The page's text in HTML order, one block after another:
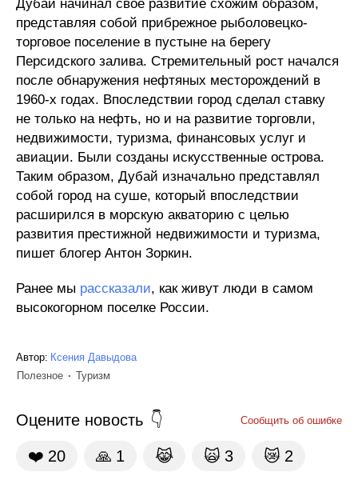
Дубай начинал свое развитие схожим образом,
представляя собой прибрежное рыболовецко-
торговое поселение в пустыне на берегу
Персидского залива. Стремительный рост начался
после обнаружения нефтяных месторождений в
1960-х годах. Впоследствии город сделал ставку
не только на нефть, но и на развитие торговли,
недвижимости, туризма, финансовых услуг и
авиации. Были созданы искусственные острова.
Таким образом, Дубай изначально представлял
собой город на суше, который впоследствии
расширился в морскую акваторию с целью
развития престижной недвижимости и туризма,
пишет блогер Антон Зоркин.
Ранее мы рассказали, как живут люди в самом
высокогорном поселке России.
Автор: Ксения Давыдова
Полезное
Туризм
Оцените новость Сообщить об ошибке
❤️ 20 🙏 1 😹 🙀 3 😿 2